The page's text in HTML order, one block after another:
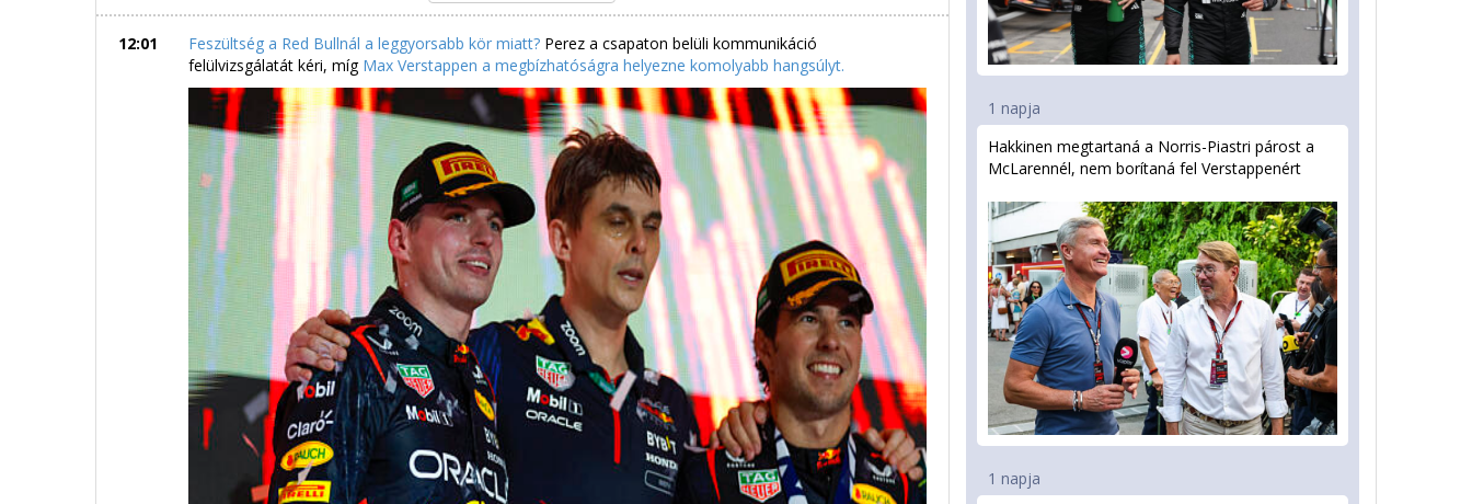
12:01 Feszültség a Red Bullnál a leggyorsabb kör miatt?Perez a csapaton belüli kommunikáció
felülvizsgálatát kéri, míg Max Verstappen a megbízhatóságra helyezne komolyabb hangsúlyt.
1 napja
Hakkinen megtartaná a Norris-Piastri párost a
McLarennél, nem borítaná fel Verstappenért
1 napja